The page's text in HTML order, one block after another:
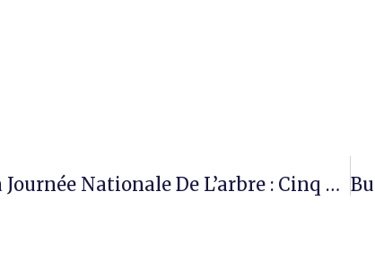
Célébration De La Journée Nationale De L’arbre : Cinq Millions D’arbres, Cinq Millions De Promesses !